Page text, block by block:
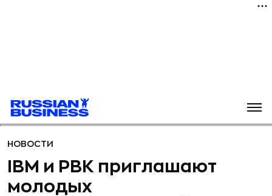
НОВОСТИ
IBM и РВК приглашают
молодых